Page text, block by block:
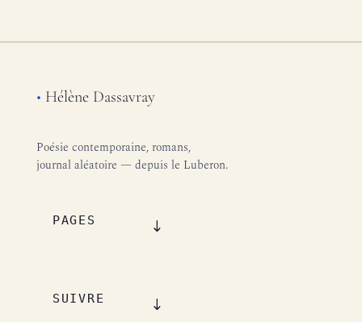
• Hélène Dassavray
Poésie contemporaine, romans,
journal aléatoire — depuis le Luberon.
PAGES
SUIVRE